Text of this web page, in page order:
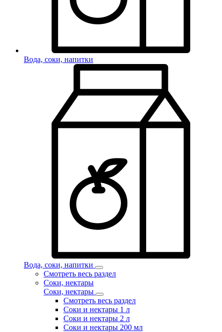
Вода, соки, напитки
Вода, соки, напитки
Смотреть весь раздел
Соки, нектары
Соки, нектары
Смотреть весь раздел
Соки и нектары 1 л
Соки и нектары 2 л
Соки и нектары 200 мл